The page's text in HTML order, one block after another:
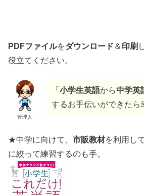
PDFファイルをダウンロード ＆ 印刷
役立てください。
管理人
「 小学生英語から中学英
するお手伝いができたら
★中学に向けて、 市販教材を利用して
に絞って練習するのも手。